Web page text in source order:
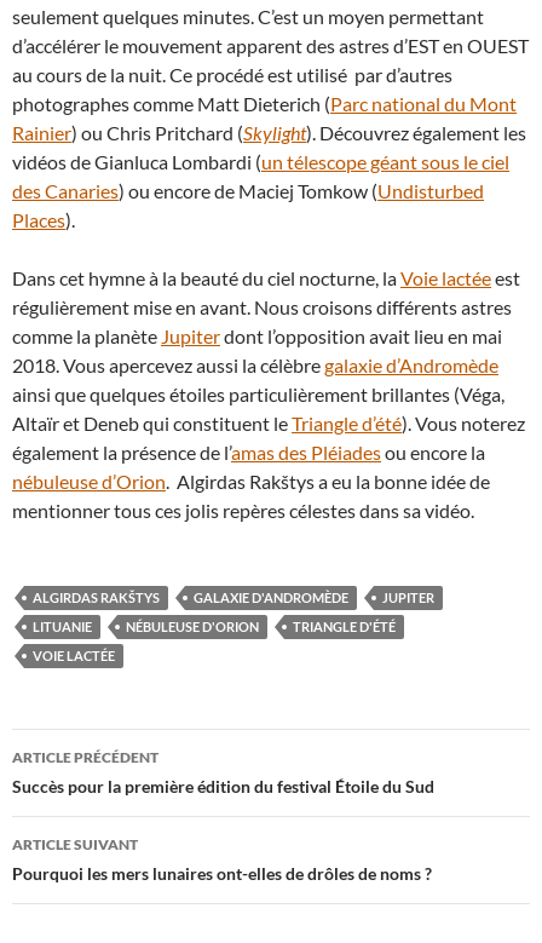
seulement quelques minutes. C’est un moyen permettant
d’accélérer le mouvement apparent des astres d’EST en OUEST
au cours de la nuit. Ce procédé est utilisé par d’autres
photographes comme Matt Dieterich (Parc national du Mont
Rainier) ou Chris Pritchard (Skylight). Découvrez également les
vidéos de Gianluca Lombardi (un télescope géant sous le ciel
des Canaries) ou encore de Maciej Tomkow (Undisturbed
Places).
Dans cet hymne à la beauté du ciel nocturne, laVoie lactéeest
régulièrement mise en avant. Nous croisons différents astres
comme la planète Jupiterdont l’opposition avait lieu en mai
2018. Vous apercevez aussi la célèbregalaxie d’Andromède
ainsi que quelques étoiles particulièrement brillantes (Véga,
Altaïr et Deneb qui constituent leTriangle d’été). Vous noterez
également la présence de l’amas des Pléiadesou encore la
nébuleuse d’Orion. Algirdas Rakštys a eu la bonne idée de
mentionner tous ces jolis repères célestes dans sa vidéo.
ALGIRDAS RAKŠTYS GALAXIE D'ANDROMÈDE
JUPITER
LITUANIE
NÉBULEUSE D'ORION
TRIANGLE D'ÉTÉ
VOIE LACTÉE
Navigation
des
articles
ARTICLE PRÉCÉDENT
Succès pour la première édition du festival Étoile du Sud
ARTICLE SUIVANT
Pourquoi les mers lunaires ont-elles de drôles de noms ?